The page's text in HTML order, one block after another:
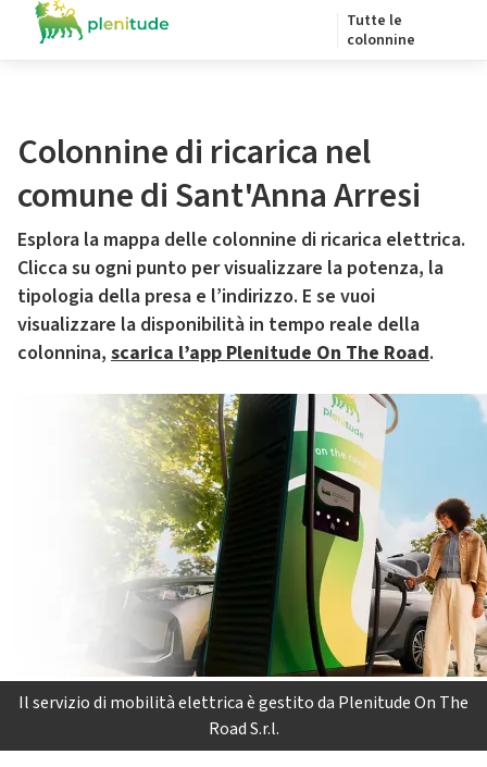
Tutte le
colonnine
Colonnine di ricarica nel
comune di Sant'Anna Arresi
Esplora la mappa delle colonnine di ricarica elettrica.
Clicca su ogni punto per visualizzare la potenza, la
tipologia della presa e l’indirizzo. E se vuoi
visualizzare la disponibilità in tempo reale della
colonnina, scarica l’app Plenitude On The Road.
Il servizio di mobilità elettrica è gestito da Plenitude On The
Road S.r.l.